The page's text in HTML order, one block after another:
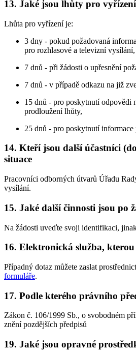
13. Jaké jsou lhůty pro vyřízení
Lhůta pro vyřízení je:
3 dny - pokud požadovaná
pro rozhlasové a televizní vysílání,
7 dnů - při žádosti o upřesnění
7 dnů - v případě odkazu na již
15 dnů - pro poskytnutí odpovědi
prodloužení lhůty,
25 dnů - pro poskytnutí
14. Kteří jsou další účastníci
situace
Pracovníci odborných útvarů Úřadu
vysílání.
15. Jaké další činnosti jsou po
Na žádosti uveďte svoji identifikaci,
16. Elektronická služba,
Případný dotaz můžete zaslat
formuláře.
17. Podle kterého právního
Zákon č. 106/1999 Sb., o svobodném
znění pozdějších předpisů
19. Jaké jsou opravné